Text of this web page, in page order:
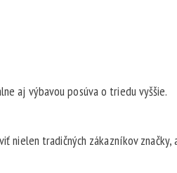
aj výbavou posúva o triedu vyššie.
nielen tradičných zákazníkov